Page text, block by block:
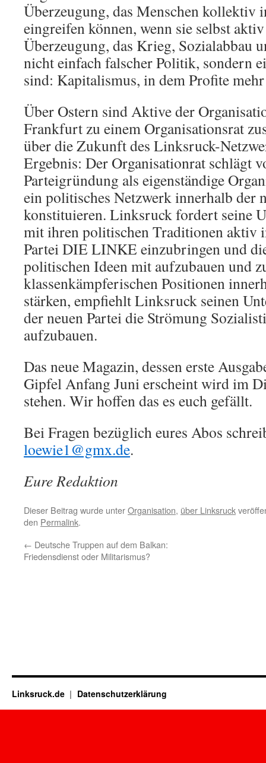
Überzeugung, das Menschen kollektiv
eingreifen können, wenn sie selbst
Überzeugung, das Krieg, Sozialabbau
nicht einfach falscher Politik, sondern
sind: Kapitalismus, in dem Profite
Über Ostern sind Aktive der
Frankfurt zu einem Organisationsrat
über die Zukunft des Linksruck-
Ergebnis: Der Organisationrat schlägt
Parteigründung als eigenständige
ein politisches Netzwerk innerhalb der
konstituieren. Linksruck fordert seine
mit ihren politischen Traditionen aktiv
Partei DIE LINKE einzubringen und
politischen Ideen mit aufzubauen und
klassenkämpferischen Positionen
stärken, empfiehlt Linksruck seinen
der neuen Partei die Strömung
aufzubauen.
Das neue Magazin, dessen erste
Gipfel Anfang Juni erscheint wird im
stehen. Wir hoffen das es euch gefällt.
Bei Fragen bezüglich eures Abos
loewie1@gmx.de.
Eure Redaktion
Dieser Beitrag wurde unterOrganisation, über Linksruck
den Permalink.
← Deutsche Truppen auf dem Balkan:
Friedensdienst oder Militarismus?
Linksruck.de Datenschutzerklärung